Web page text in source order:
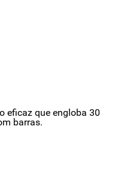
eficaz que engloba 30
barras.